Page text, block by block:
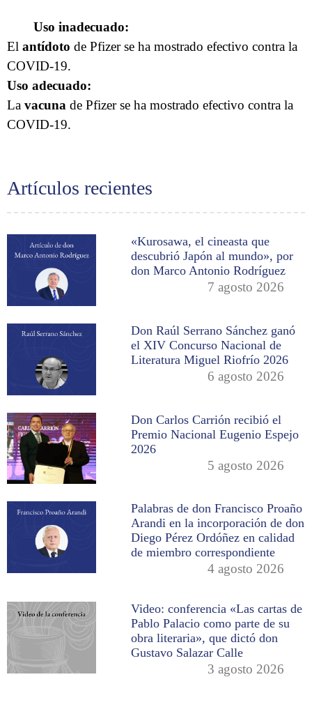
Artículos recientes
«Kurosawa, el cineasta que
descubrió Japón al mundo», por
don Marco Antonio Rodríguez
7 agosto 2026
Don Raúl Serrano Sánchez ganó
el XIV Concurso Nacional de
Literatura Miguel Riofrío 2026
6 agosto 2026
Don Carlos Carrión recibió el
Premio Nacional Eugenio Espejo
2026
5 agosto 2026
Palabras de don Francisco Proaño
Arandi en la incorporación de don
Diego Pérez Ordóñez en calidad
de miembro correspondiente
4 agosto 2026
Video: conferencia «Las cartas de
Pablo Palacio como parte de su
obra literaria», que dictó don
Gustavo Salazar Calle
3 agosto 2026
Uso inadecuado:
El antídoto de Pfizer se ha mostrado efectivo contra la
COVID-19.
Uso adecuado:
La vacuna de Pfizer se ha mostrado efectivo contra la
COVID-19.